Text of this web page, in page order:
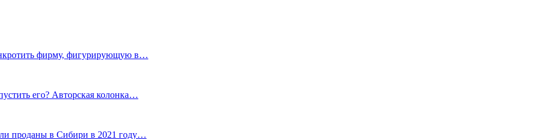
фирму, фигурирующую в…
его? Авторская колонка…
проданы в Сибири в 2021 году…